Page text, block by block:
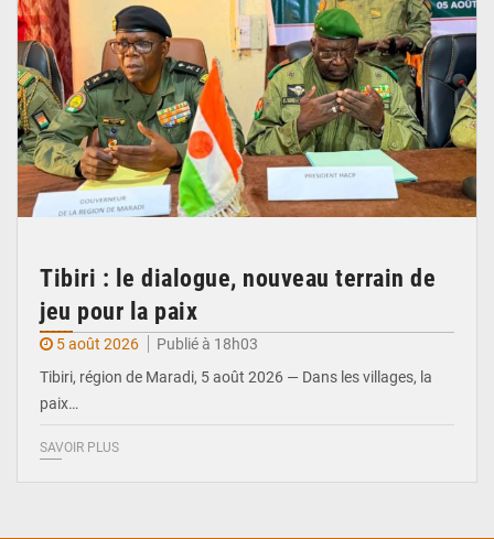
Tibiri : le dialogue, nouveau terrain de
jeu pour la paix
5 août 2026
Publié à 18h03
Tibiri, région de Maradi, 5 août 2026 — Dans les villages, la
paix…
SAVOIR PLUS